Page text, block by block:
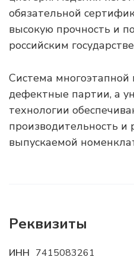
обязательной
высокую прочность и
российским
Система
дефектные партии, а
технологии
производительность и
выпускаемой
Реквизиты
ИНН 7415083261